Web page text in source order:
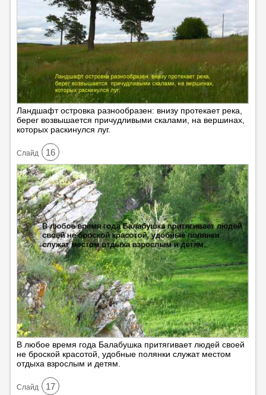
Ландшафт островка разнообразен: внизу протекает река,
берег возвышается причудливыми скалами, на вершинах,
которых раскинулся луг.
Cлайд 16
В любое время года Балабушка притягивает людей своей
не броской красотой, удобные полянки служат местом
отдыха взрослым и детям.
Cлайд 17